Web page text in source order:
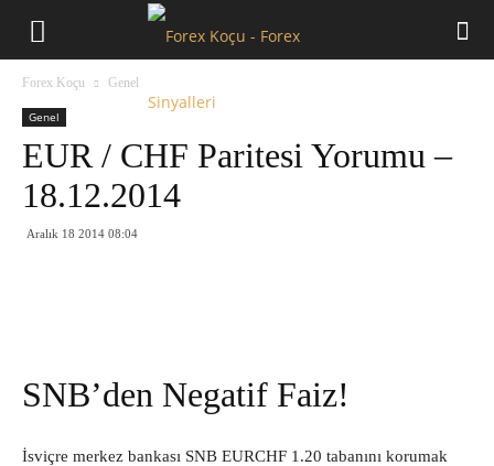
Forex Koçu Genel
Genel
EUR / CHF Paritesi Yorumu –
18.12.2014
Aralık 18 2014 08:04
SNB’den Negatif Faiz!
İsviçre merkez bankası SNB EURCHF 1.20 tabanını korumak